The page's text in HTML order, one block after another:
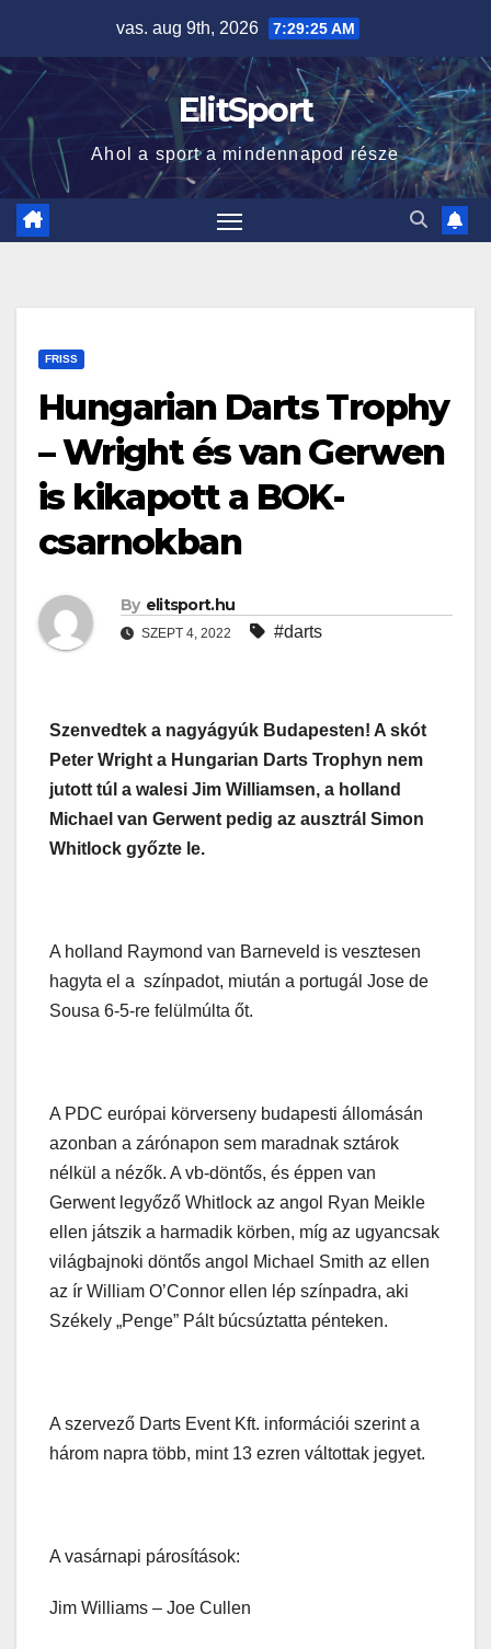
content
vas. aug 9th, 2026 7:29:26 AM
ElitSport
Ahol a sport a mindennapod része
FRISS
Hungarian Darts Trophy
– Wright és van Gerwen
is kikapott a BOK-
csarnokban
By elitsport.hu
SZEPT 4, 2022 #darts
Szenvedtek a nagyágyúk Budapesten! A skót
Peter Wright a Hungarian Darts Trophyn nem
jutott túl a walesi Jim Williamsen, a holland
Michael van Gerwent pedig az ausztrál Simon
Whitlock győzte le.
A holland Raymond van Barneveld is vesztesen
hagyta el a színpadot, miután a portugál Jose de
Sousa 6-5-re felülmúlta őt.
A PDC európai körverseny budapesti állomásán
azonban a zárónapon sem maradnak sztárok
nélkül a nézők. A vb-döntős, és éppen van
Gerwent legyőző Whitlock az angol Ryan Meikle
ellen játszik a harmadik körben, míg az ugyancsak
világbajnoki döntős angol Michael Smith az ellen
az ír William O’Connor ellen lép színpadra, aki
Székely „Penge” Pált búcsúztatta pénteken.
A szervező Darts Event Kft. információi szerint a
három napra több, mint 13 ezren váltottak jegyet.
A vasárnapi párosítások:
Jim Williams – Joe Cullen